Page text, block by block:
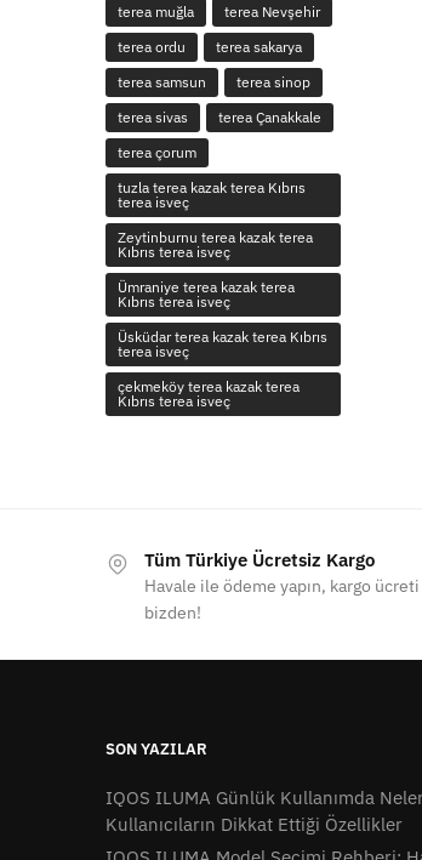
terea muğla
terea Nevşehir
terea ordu
terea sakarya
terea samsun
terea sinop
terea sivas
terea Çanakkale
terea çorum
tuzla terea kazak terea Kıbrıs
terea isveç
Zeytinburnu terea kazak terea
Kıbrıs terea isveç
Ümraniye terea kazak terea
Kıbrıs terea isveç
Üsküdar terea kazak terea Kıbrıs
terea isveç
çekmeköy terea kazak terea
Kıbrıs terea isveç
Tüm Türkiye Ücretsiz Kargo
Havale ile ödeme yapın, kargo ücreti
bizden!
SON YAZILAR
IQOS ILUMA Günlük Kullanımda
Kullanıcıların Dikkat Ettiği Özellikler